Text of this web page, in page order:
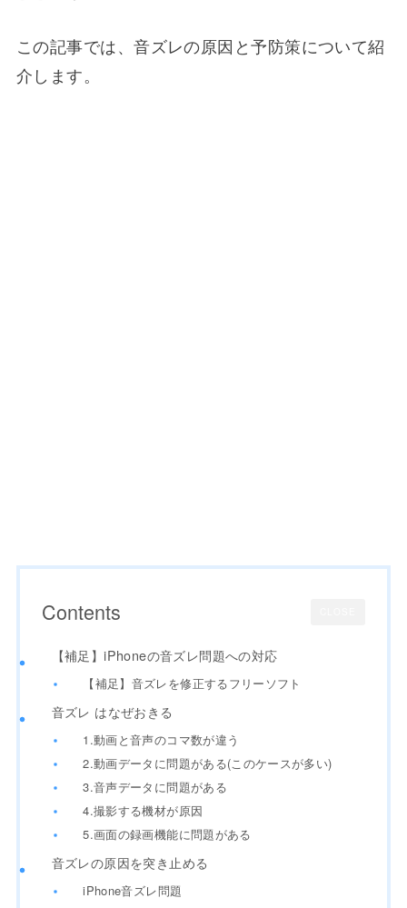
この記事では、音ズレの原因と予防策について紹
介します。
Contents
【補足】iPhoneの音ズレ問題への対応
【補足】音ズレを修正するフリーソフト
音ズレ はなぜおきる
1.動画と音声のコマ数が違う
2.動画データに問題がある(このケースが多い)
3.音声データに問題がある
4.撮影する機材が原因
5.画面の録画機能に問題がある
音ズレの原因を突き止める
iPhone音ズレ問題